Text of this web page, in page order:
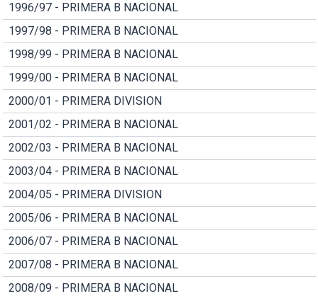
1996/97 - PRIMERA B NACIONAL
1997/98 - PRIMERA B NACIONAL
1998/99 - PRIMERA B NACIONAL
1999/00 - PRIMERA B NACIONAL
2000/01 - PRIMERA DIVISION
2001/02 - PRIMERA B NACIONAL
2002/03 - PRIMERA B NACIONAL
2003/04 - PRIMERA B NACIONAL
2004/05 - PRIMERA DIVISION
2005/06 - PRIMERA B NACIONAL
2006/07 - PRIMERA B NACIONAL
2007/08 - PRIMERA B NACIONAL
2008/09 - PRIMERA B NACIONAL